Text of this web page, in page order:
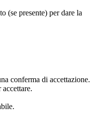
(se presente) per dare la
conferma di accettazione.